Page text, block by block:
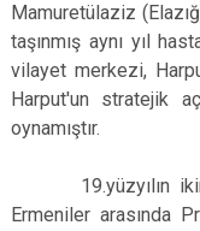
Mamuretülaziz
taşınmış aynı yıl
vilayet merkezi,
Harput'un stratejik
oynamıştır.
19.yüzyılın ikinci
Ermeniler arasında